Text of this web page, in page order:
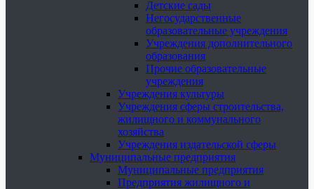
Детские сады
Негосударственные
образовательные учреждения
Учреждения дополнительного
образования
Прочие образовательные
учреждения
Учреждения культуры
Учреждения сферы строительства,
жилищного и коммунального
хозяйства
Учреждения издательской сферы
Муниципальные предприятия
Муниципальные предприятия
Предприятия жилищного и